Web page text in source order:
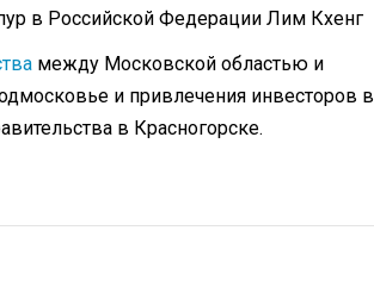
в Российской Федерации Лим Кхенг
между Московской областью и
и привлечения инвесторов в
в Красногорске.